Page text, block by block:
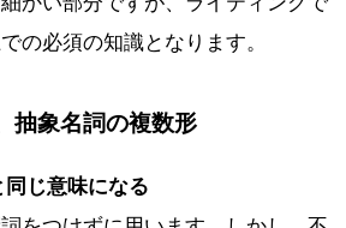
の必須の知識となります。
抽象名詞の複数形
同じ意味になる